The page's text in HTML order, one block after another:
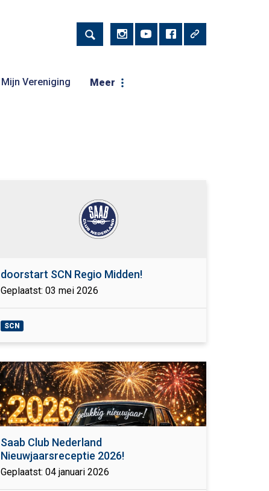
Mijn Vereniging Meer
doorstart SCN Regio Midden!
Geplaatst: 03 mei 2026
SCN
Saab Club Nederland
Nieuwjaarsreceptie 2026!
Geplaatst: 04 januari 2026